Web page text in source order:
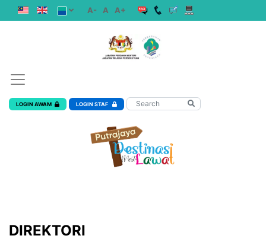
A- A A+
LOGIN AWAM LOGIN STAF
DIREKTORI